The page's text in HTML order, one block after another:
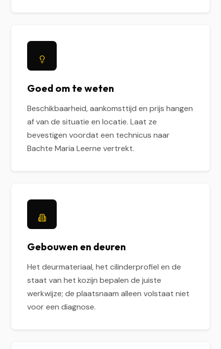
Goed om te weten
Beschikbaarheid, aankomsttijd en prijs hangen
af van de situatie en locatie. Laat ze
bevestigen voordat een technicus naar
Bachte Maria Leerne vertrekt.
Gebouwen en deuren
Het deurmateriaal, het cilinderprofiel en de
staat van het kozijn bepalen de juiste
werkwijze; de plaatsnaam alleen volstaat niet
voor een diagnose.